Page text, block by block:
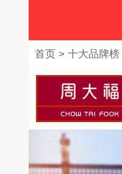
首页 > 十大品牌榜